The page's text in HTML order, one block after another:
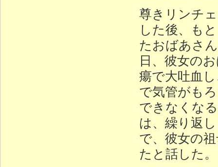
尊きリンチ
した後、も
たおばあさ
日、彼女の
瘍で大吐血
で気管がも
できなくな
は、繰り返
で、彼女の
たと話した。